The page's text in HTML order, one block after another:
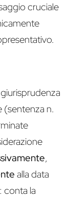
cruciale
(sentenza n.
,
alla data
conta la